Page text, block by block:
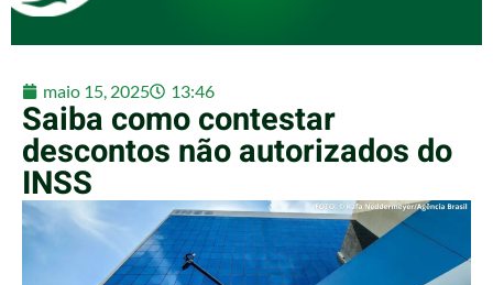
maio 15, 2025 13:46
Saiba como contestar
descontos não autorizados do
INSS